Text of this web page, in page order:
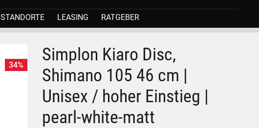
STANDORTE LEASING RATGEBER
34%
Simplon Kiaro Disc,
Shimano 105 46 cm |
Unisex / hoher Einstieg |
pearl-white-matt